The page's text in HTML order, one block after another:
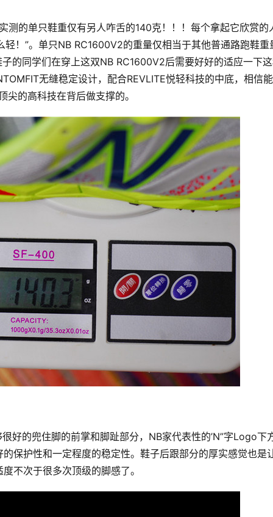
的单只鞋重仅有另人咋舌的140克！！！每个拿起它欣赏的
！”。单只NB RC1600V2的重量仅相当于其他普通路跑鞋重
的同学们在穿上这双NB RC1600V2后需要好好的适应一下
无缝稳定设计，配合REVLITE悦轻科技的中底，相信
的高科技在背后做支撑的。
保护性和一定程度的稳定性。鞋子后跟部分的厚实感觉也是
不次于很多次顶级的脚感了。